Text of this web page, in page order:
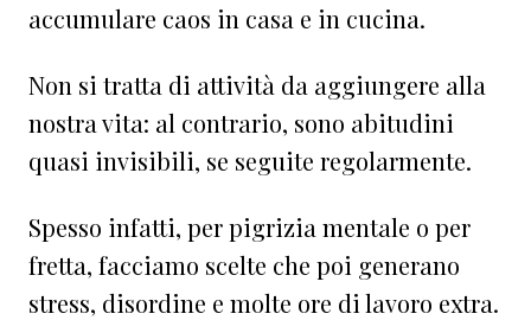
accumulare caos in casa e in cucina.
Non si tratta di attività da aggiungere alla
nostra vita: al contrario, sono abitudini
quasi invisibili, se seguite regolarmente.
Spesso infatti, per pigrizia mentale o per
fretta, facciamo scelte che poi generano
stress, disordine e molte ore di lavoro extra.